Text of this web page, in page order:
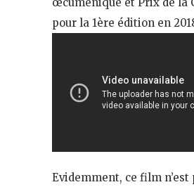
pour la 1ère édition en
Evidemment, ce film n’est